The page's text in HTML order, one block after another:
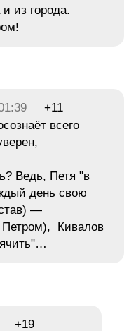
из города.
+11
всего
Ведь, Петя "в
день свою
—
Кивалов
+19